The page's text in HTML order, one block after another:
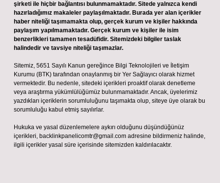
şirketi ile hiçbir bağlantısı bulunmamaktadır. Sitede yalnızca kendi
hazırladığımız makaleler paylaşılmaktadır. Burada yer alan içerikler
haber niteliği taşımamakta olup, gerçek kurum ve kişiler hakkında
paylaşım yapılmamaktadır. Gerçek kurum ve kişiler ile isim
benzerlikleri tamamen tesadüfidir. Sitemizdeki bilgiler taslak
halindedir ve tavsiye niteliği taşımazlar.
Sitemiz, 5651 Sayılı Kanun gereğince Bilgi Teknolojileri ve İletişim
Kurumu (BTK) tarafından onaylanmış bir Yer Sağlayıcı olarak hizmet
vermektedir. Bu nedenle, sitedeki içerikleri proaktif olarak denetleme
veya araştırma yükümlülüğümüz bulunmamaktadır. Ancak, üyelerimiz
yazdıkları içeriklerin sorumluluğunu taşımakta olup, siteye üye olarak bu
sorumluluğu kabul etmiş sayılırlar.
Hukuka ve yasal düzenlemelere aykırı olduğunu düşündüğünüz
içerikleri, backlinkpanelicomtr@gmail.com adresine bildirmeniz halinde,
ilgili içerikler yasal süre içerisinde sitemizden kaldırılacaktır.